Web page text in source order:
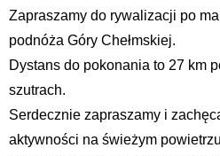
Zapraszamy do rywalizacji po
podnóża Góry Chełmskiej.
Dystans do pokonania to 27 km
szutrach.
Serdecznie zapraszamy i
aktywności na świeżym